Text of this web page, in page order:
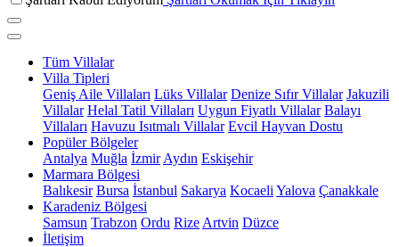
Tüm Villalar
Villa Tipleri
Geniş Aile Villaları Lüks Villalar Denize Sıfır Villalar Jakuzili
Villalar Helal Tatil Villaları Uygun Fiyatlı Villalar Balayı
Villaları Havuzu Isıtmalı Villalar Evcil Hayvan Dostu
Popüler Bölgeler
Antalya Muğla İzmir Aydın Eskişehir
Marmara Bölgesi
Balıkesir Bursa İstanbul Sakarya Kocaeli Yalova Çanakkale
Karadeniz Bölgesi
Samsun Trabzon Ordu Rize Artvin Düzce
İletişim